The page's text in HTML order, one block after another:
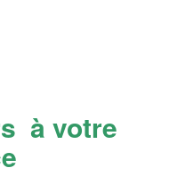
à votre